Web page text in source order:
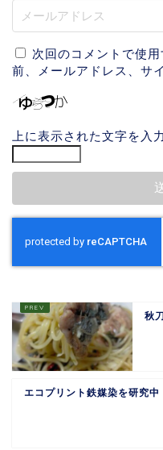
次回のコメントで使
前、メールアドレス、サ
上に表示された文字を入
秋
エコプリント鉄媒染を研究中